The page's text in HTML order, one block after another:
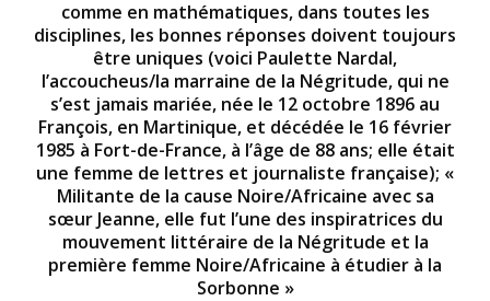
comme en mathématiques, dans toutes les
disciplines, les bonnes réponses doivent toujours
être uniques (voici Paulette Nardal,
l’accoucheus/la marraine de la Négritude, qui ne
s’est jamais mariée, née le 12 octobre 1896 au
François, en Martinique, et décédée le 16 février
1985 à Fort-de-France, à l’âge de 88 ans; elle était
une femme de lettres et journaliste française); «
Militante de la cause Noire/Africaine avec sa
sœur Jeanne, elle fut l’une des inspiratrices du
mouvement littéraire de la Négritude et la
première femme Noire/Africaine à étudier à la
Sorbonne »